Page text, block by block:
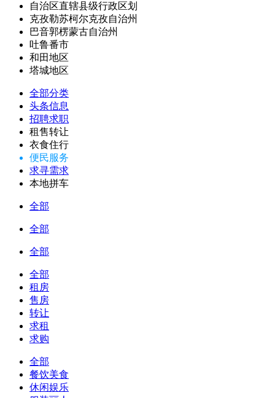
自治区直辖县级行政区划
克孜勒苏柯尔克孜自治州
巴音郭楞蒙古自治州
吐鲁番市
和田地区
塔城地区
全部分类
头条信息
招聘求职
租售转让
衣食住行
便民服务
求寻需求
本地拼车
全部
全部
全部
全部
租房
售房
转让
求租
求购
全部
餐饮美食
休闲娱乐